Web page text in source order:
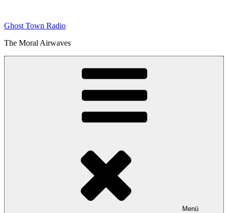
springen
Ghost Town Radio
The Moral Airwaves
Menü